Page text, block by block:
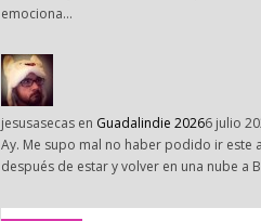
emociona…
jesusasecas en Guadalindie 20266 julio
Ay. Me supo mal no haber podido ir este
después de estar y volver en una nube a